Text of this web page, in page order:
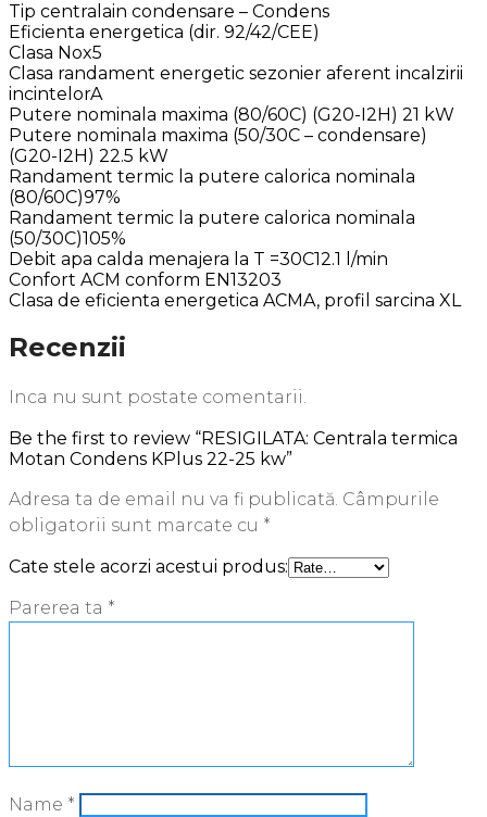
Tip centralain condensare – Condens
Eficienta energetica (dir. 92/42/CEE)
Clasa Nox5
Clasa randament energetic sezonier aferent incalzirii
incintelorA
Putere nominala maxima (80/60C) (G20-I2H) 21 kW
Putere nominala maxima (50/30C – condensare)
(G20-I2H) 22.5 kW
Randament termic la putere calorica nominala
(80/60C)97%
Randament termic la putere calorica nominala
(50/30C)105%
Debit apa calda menajera la T =30C12.1 l/min
Confort ACM conform EN13203
Clasa de eficienta energetica ACMA, profil sarcina XL
Recenzii
Inca nu sunt postate comentarii.
Be the first to review “RESIGILATA: Centrala termica
Motan Condens KPlus 22-25 kw”
Adresa ta de email nu va fi publicată. Câmpurile
obligatorii sunt marcate cu *
Cate stele acorzi acestui produs:
Parerea ta *
Name *